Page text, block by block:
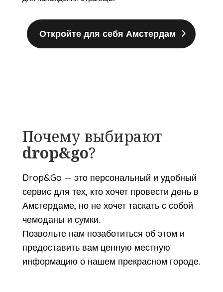
Откройте для себя Амстердам
Почему выбирают
drop&go?
Drop&Go — это персональный и удобный
сервис для тех, кто хочет провести день в
Амстердаме, но не хочет таскать с собой
чемоданы и сумки.
Позвольте нам позаботиться об этом и
предоставить вам ценную местную
информацию о нашем прекрасном городе.